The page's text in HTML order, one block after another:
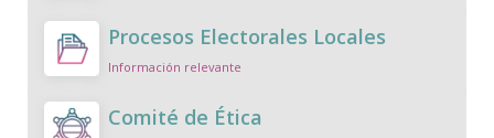
Procesos Electorales Locales
Información relevante
Comité de Ética